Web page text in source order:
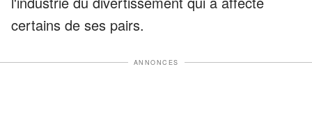
certains de ses pairs.
ANNONCES